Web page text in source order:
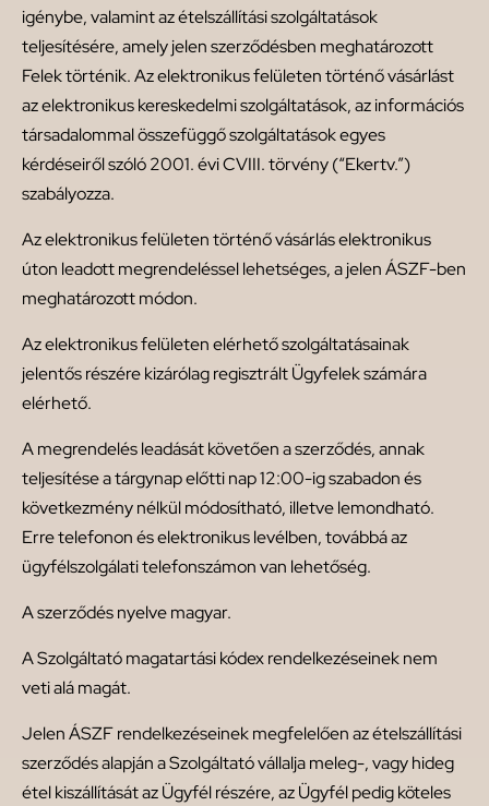
igénybe, valamint az ételszállítási szolgáltatások
teljesítésére, amely jelen szerződésben meghatározott
Felek történik. Az elektronikus felületen történő vásárlást
az elektronikus kereskedelmi szolgáltatások, az információs
társadalommal összefüggő szolgáltatások egyes
kérdéseiről szóló 2001. évi CVIII. törvény (“Ekertv.”)
szabályozza.
Az elektronikus felületen történő vásárlás elektronikus
úton leadott megrendeléssel lehetséges, a jelen ÁSZF-ben
meghatározott módon.
Az elektronikus felületen elérhető szolgáltatásainak
jelentős részére kizárólag regisztrált Ügyfelek számára
elérhető.
A megrendelés leadását követően a szerződés, annak
teljesítése a tárgynap előtti nap 12:00-ig szabadon és
következmény nélkül módosítható, illetve lemondható.
Erre telefonon és elektronikus levélben, továbbá az
ügyfélszolgálati telefonszámon van lehetőség.
A szerződés nyelve magyar.
A Szolgáltató magatartási kódex rendelkezéseinek nem
veti alá magát.
Jelen ÁSZF rendelkezéseinek megfelelően az ételszállítási
szerződés alapján a Szolgáltató vállalja meleg-, vagy hideg
étel kiszállítását az Ügyfél részére, az Ügyfél pedig köteles